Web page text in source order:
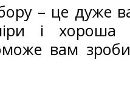
– це дуже
і хороша
вам